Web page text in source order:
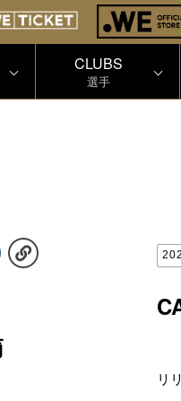
CLUBS
選手
リ